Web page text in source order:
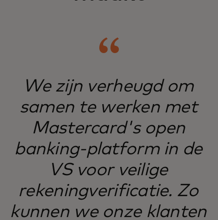
We zijn verheugd om
samen te werken met
Mastercard's open
banking-platform in de
VS voor veilige
rekeningverificatie. Zo
kunnen we onze klanten